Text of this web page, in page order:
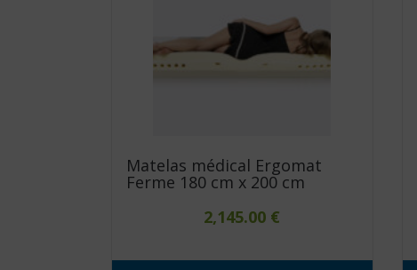
Matelas médical Ergomat
Ferme 180 cm x 200 cm
2,145.00 €